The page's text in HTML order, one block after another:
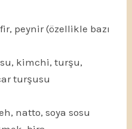
peynir (özellikle bazı
kimchi, turşu,
turşusu
natto, soya sosu